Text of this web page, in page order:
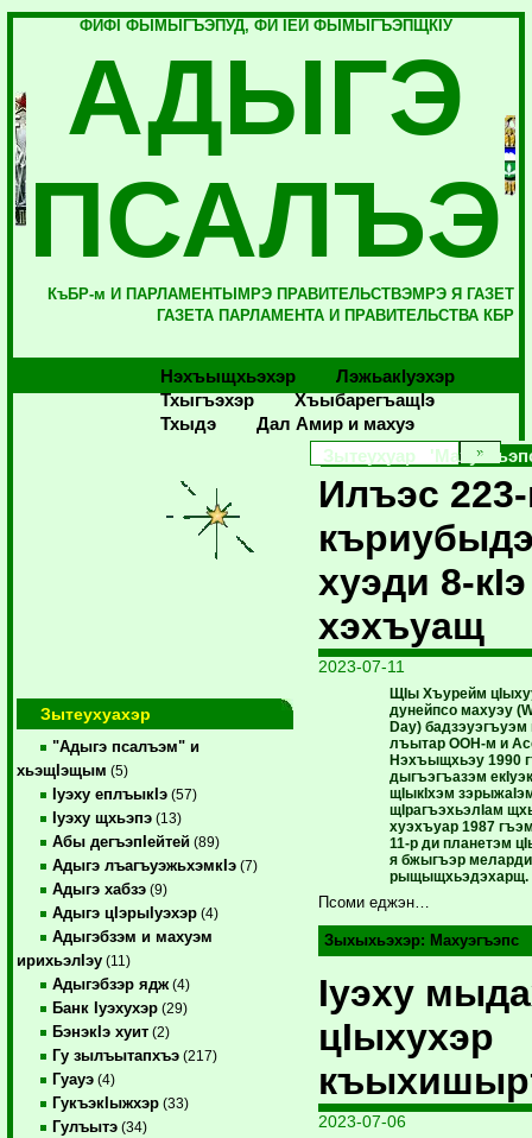
ФИФI ФЫМЫГЪЭПУД, ФИ IЕЙ ФЫМЫГЪЭПЩКIУ
АДЫГЭ
ПСАЛЪЭ
КъБР-м И ПАРЛАМЕНТЫМРЭ ПРАВИТЕЛЬСТВЭМРЭ Я ГАЗЕТ
ГАЗЕТА ПАРЛАМЕНТА И ПРАВИТЕЛЬСТВА КБР
Нэхъыщхьэхэр
Лэжьакlуэхэр
Тхыгъэхэр
Хъыбарегъащlэ
Тхыдэ
Дал Амир и махуэ
Зытеухуахэр
"Адыгэ псалъэм" и
хьэщIэщым (5)
Iуэху еплъыкIэ (57)
Iуэху щхьэпэ (13)
Абы дегъэпIейтей (89)
Адыгэ лъагъуэжьхэмкIэ (7)
Адыгэ хабзэ (9)
Адыгэ цIэрыIуэхэр (4)
Адыгэбзэм и махуэм
ирихьэлIэу (11)
Адыгэбзэр ядж (4)
Банк Iуэхухэр (29)
БэнэкIэ хуит (2)
Гу зылъытапхъэ (217)
Гуауэ (4)
ГукъэкIыжхэр (33)
Гулъытэ (34)
Зытеухуар
Илъэс
хуэди 8-кIэ
хэхъуащ
2023-07-11
ЩIы Хъурейм
дунейпсо махуэу
Day)
лъы­тар ООН-м и
Нэхъыщхьэу 1990
дыгъэгъазэм
щIыкIхэм
щIрагъэхьэлIам
хуэхъуар 1987
11-р ди планетэм
я бжыгъэр
рыщыщхьэдэхарщ.
Псоми еджэн…
Зыхыхьэхэр: Махуэгъэпс
Iуэху
цIыхухэр
2023-07-06